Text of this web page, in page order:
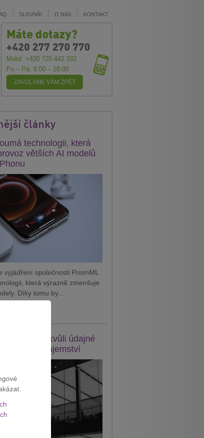
SLOVNÍK O NÁS KONTAKT
Máte dotazy?
+420 277 270 770
Mobil: +420 725 442 332
Po – Pá: 8:00 – 18:00
ZAVOLÁME VÁM ZPĚT
články
technologii, která
větších AI modelů
vyjádření společnosti PrismML
která výrazně zmenšuje
Díky tomu by...
OpenAI kvůli údajné
tajemství